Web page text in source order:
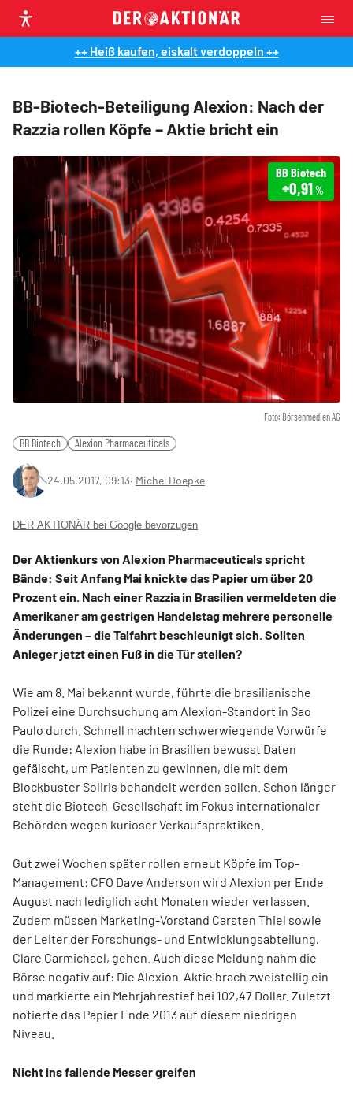
++ Heiß kaufen, eiskalt verdoppeln ++
BB-Biotech-Beteiligung Alexion: Nach der
Razzia rollen Köpfe – Aktie bricht ein
Foto: Börsenmedien AG
BB Biotech
+0,91 %
BB Biotech Alexion Pharmaceuticals
24.05.2017, 09:13‧ Michel Doepke
DER AKTIONÄR bei Google bevorzugen
Der Aktienkurs von Alexion Pharmaceuticals spricht
Bände: Seit Anfang Mai knickte das Papier um über 20
Prozent ein. Nach einer Razzia in Brasilien vermeldeten die
Amerikaner am gestrigen Handelstag mehrere personelle
Änderungen – die Talfahrt beschleunigt sich. Sollten
Anleger jetzt einen Fuß in die Tür stellen?
Wie am 8. Mai bekannt wurde, führte die brasilianische
Polizei eine Durchsuchung am Alexion-Standort in Sao
Paulo durch. Schnell machten schwerwiegende Vorwürfe
die Runde: Alexion habe in Brasilien bewusst Daten
gefälscht, um Patienten zu gewinnen, die mit dem
Blockbuster Soliris behandelt werden sollen. Schon länger
steht die Biotech-Gesellschaft im Fokus internationaler
Behörden wegen kurioser Verkaufspraktiken.
Gut zwei Wochen später rollen erneut Köpfe im Top-
Management: CFO Dave Anderson wird Alexion per Ende
August nach lediglich acht Monaten wieder verlassen.
Zudem müssen Marketing-Vorstand Carsten Thiel sowie
der Leiter der Forschungs- und Entwicklungsabteilung,
Clare Carmichael, gehen. Auch diese Meldung nahm die
Börse negativ auf: Die Alexion-Aktie brach zweistellig ein
und markierte ein Mehrjahrestief bei 102,47 Dollar. Zuletzt
notierte das Papier Ende 2013 auf diesem niedrigen
Niveau.
Nicht ins fallende Messer greifen